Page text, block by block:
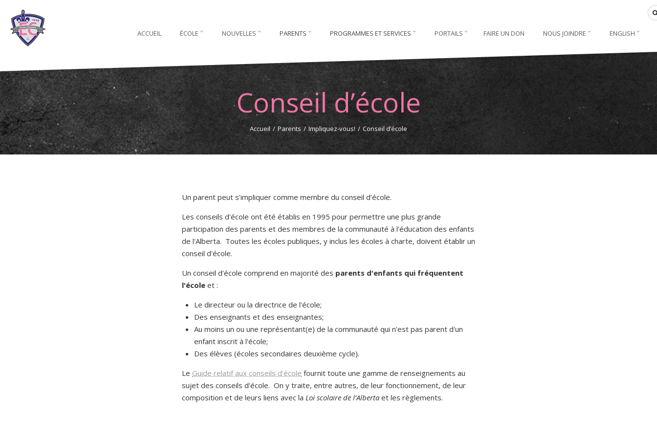
ACCUEIL ÉCOLE NOUVELLES PARENTS PROGRAMMES ET SERVICES PORTAILS FAIRE UN DON NOUS JOINDRE ENGLISH
Conseil d’école
Accueil / Parents / Impliquez-vous! / Conseil d’école
Un parent peut s’impliquer comme membre du conseil d’école.
Les conseils d'école ont été établis en 1995 pour permettre une plus grande
participation des parents et des membres de la communauté à l'éducation des enfants
de l'Alberta. Toutes les écoles publiques, y inclus les écoles à charte, doivent établir un
conseil d'école.
Un conseil d'école comprend en majorité des parents d'enfants qui fréquentent
l'école et :
Le directeur ou la directrice de l'école;
Des enseignants et des enseignantes;
Au moins un ou une représentant(e) de la communauté qui n'est pas parent d'un
enfant inscrit à l'école;
Des élèves (écoles secondaires deuxième cycle).
Le Guide relatif aux conseils d'école fournit toute une gamme de renseignements au
sujet des conseils d'école. On y traite, entre autres, de leur fonctionnement, de leur
composition et de leurs liens avec la Loi scolaire de l’Alberta et les règlements.